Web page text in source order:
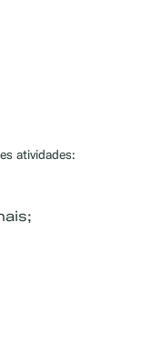
atividades: